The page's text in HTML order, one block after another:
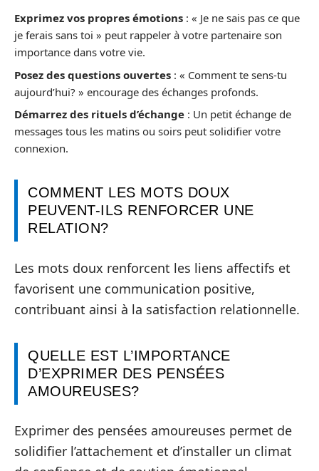
Exprimez vos propres émotions : « Je ne sais pas ce que
je ferais sans toi » peut rappeler à votre partenaire son
importance dans votre vie.
Posez des questions ouvertes : « Comment te sens-tu
aujourd’hui? » encourage des échanges profonds.
Démarrez des rituels d’échange : Un petit échange de
messages tous les matins ou soirs peut solidifier votre
connexion.
COMMENT LES MOTS DOUX
PEUVENT-ILS RENFORCER UNE
RELATION?
Les mots doux renforcent les liens affectifs et
favorisent une communication positive,
contribuant ainsi à la satisfaction relationnelle.
QUELLE EST L’IMPORTANCE
D’EXPRIMER DES PENSÉES
AMOUREUSES?
Exprimer des pensées amoureuses permet de
solidifier l’attachement et d’installer un climat